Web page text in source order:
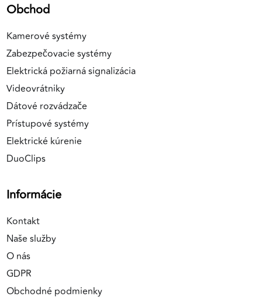
Obchod
Kamerové systémy
Zabezpečovacie systémy
Elektrická požiarná signalizácia
Videovrátniky
Dátové rozvádzače
Prístupové systémy
Elektrické kúrenie
DuoClips
Informácie
Kontakt
Naše služby
O nás
GDPR
Obchodné podmienky